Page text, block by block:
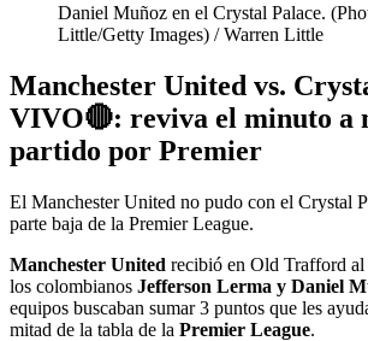
Daniel Muñoz en el Crystal Palace.
Little/Getty Images) /Warren Little
Manchester United vs.
VIVO🔴: reviva el minuto a
partido por Premier
El Manchester United no pudo con el Crystal
parte baja de la Premier League.
Manchester United recibió en Old Trafford al
los colombianos Jefferson Lerma y Daniel
equipos buscaban sumar 3 puntos que les
mitad de la tabla de la Premier League.